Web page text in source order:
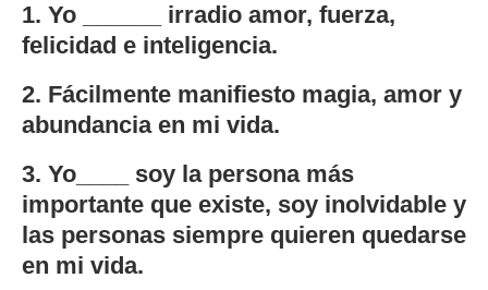
1. Yo ______ irradio amor, fuerza,
felicidad e inteligencia.
2. Fácilmente manifiesto magia, amor y
abundancia en mi vida.
3. Yo____ soy la persona más
importante que existe, soy inolvidable y
las personas siempre quieren quedarse
en mi vida.